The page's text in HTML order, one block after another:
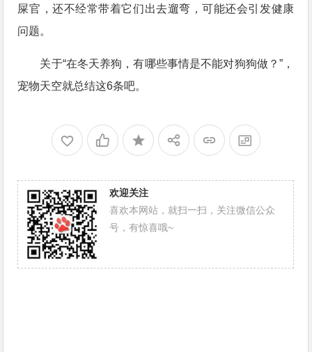
屎官，还不经常带着它们出去遛弯，可能还会引发健康
问题。
关于“在冬天养狗，有哪些事情是不能对狗狗做？”，
宠物天空就总结这6条吧。
欢迎关注
喜欢本网站，就扫一扫，关注微信公众
号，有惊喜哦~